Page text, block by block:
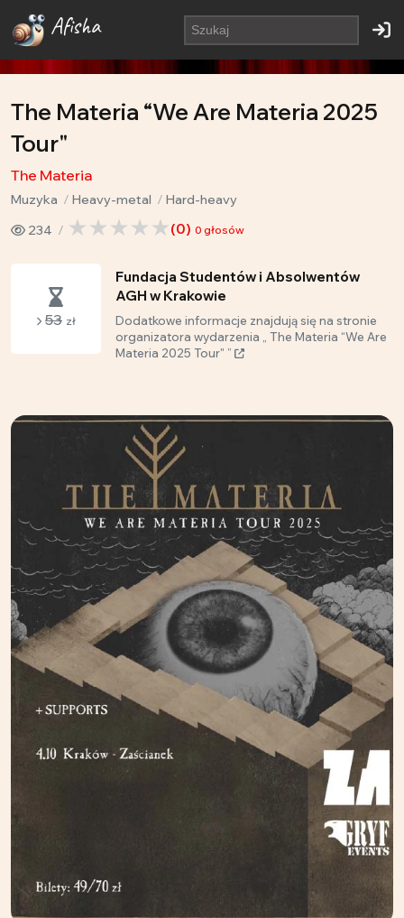
Afisha
The Materia “We Are Materia 2025
Tour"
The Materia
Muzyka Heavy-metal
Hard-heavy
234
(0) 0 głosów
53 zł
Fundacja Studentów i Absolwentów
AGH w Krakowie
Dodatkowe informacje znajdują się na stronie
organizatora wydarzenia „ The Materia “We Are
Materia 2025 Tour" ”